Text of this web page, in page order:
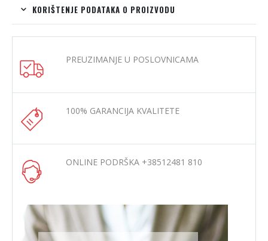
KORIŠTENJE PODATAKA O PROIZVODU
PREUZIMANJE U POSLOVNICAMA
100% GARANCIJA KVALITETE
ONLINE PODRŠKA +38512481 810